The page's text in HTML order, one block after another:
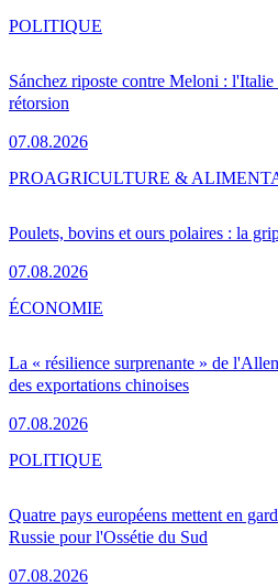
Sánchez riposte contre Meloni : l'Italie
rétorsion
07.08.2026
POLITIQUE
Poulets, bovins et ours polaires : la
07.08.2026
PROAGRICULTURE &
La « résilience surprenante » de
des exportations chinoises
07.08.2026
ÉCONOMIE
Quatre pays européens mettent en
Russie pour l'Ossétie du Sud
07.08.2026
POLITIQUE